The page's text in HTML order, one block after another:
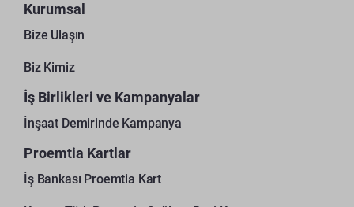
Kurumsal
Bize Ulaşın
Biz Kimiz
İş Birlikleri ve Kampanyalar
İnşaat Demirinde Kampanya
Proemtia Kartlar
İş Bankası Proemtia Kart